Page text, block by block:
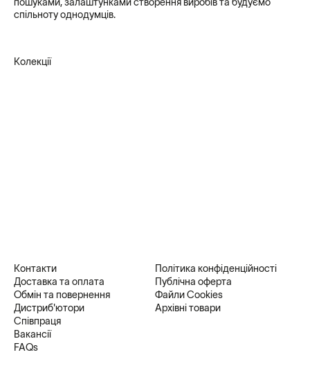
спільноту однодумців.
Колекції
Контакти
Доставка та оплата
Обмін та повернення
Дистриб'ютори
Співпраця
Вакансії
FAQs
Політика конфіденційності
Публічна оферта
Файли Cookies
Архівні товари